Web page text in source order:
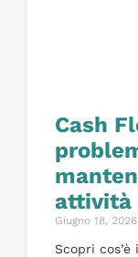
Cash
attività
Giugno 18, 2026
Scopri